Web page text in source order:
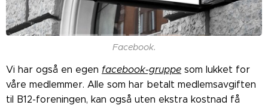
Facebook.
Vi har også en egen facebook-gruppe som lukket for
våre medlemmer. Alle som har betalt medlemsavgiften
til B12-foreningen, kan også uten ekstra kostnad få